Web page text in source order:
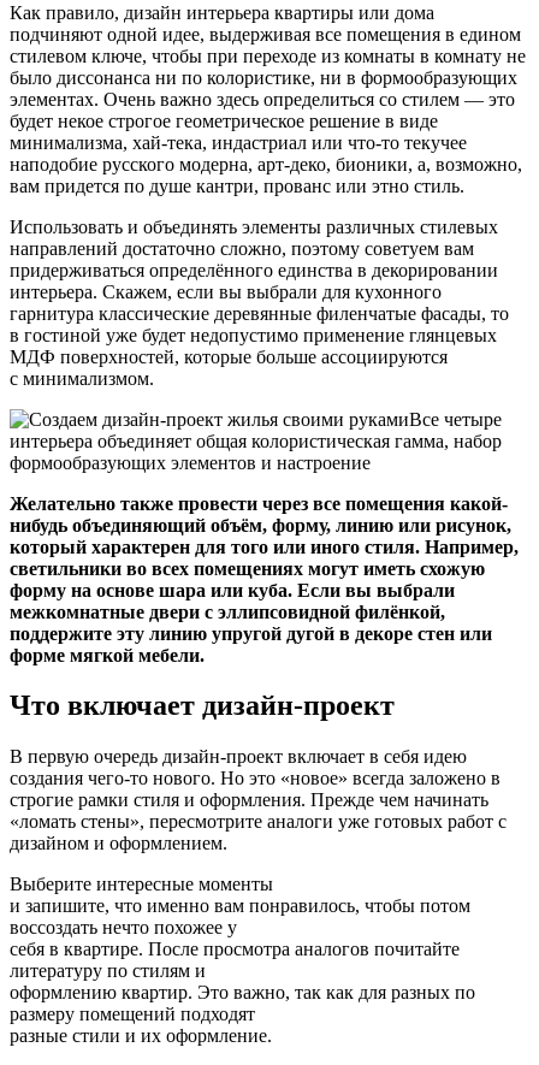
Как правило, дизайн интерьера квартиры или дома
подчиняют одной идее, выдерживая все помещения в едином
стилевом ключе, чтобы при переходе из комнаты в комнату не
было диссонанса ни по колористике, ни в формообразующих
элементах. Очень важно здесь определиться со стилем — это
будет некое строгое геометрическое решение в виде
минимализма, хай-тека, индастриал или что-то текучее
наподобие русского модерна, арт-деко, бионики, а, возможно,
вам придется по душе кантри, прованс или этно стиль.
Использовать и объединять элементы различных стилевых
направлений достаточно сложно, поэтому советуем вам
придерживаться определённого единства в декорировании
интерьера. Скажем, если вы выбрали для кухонного
гарнитура классические деревянные филенчатые фасады, то
в гостиной уже будет недопустимо применение глянцевых
МДФ поверхностей, которые больше ассоциируются
с минимализмом.
Все четыре
интерьера объединяет общая колористическая гамма, набор
формообразующих элементов и настроение
Желательно также провести через все помещения какой-
нибудь объединяющий объём, форму, линию или рисунок,
который характерен для того или иного стиля. Например,
светильники во всех помещениях могут иметь схожую
форму на основе шара или куба. Если вы выбрали
межкомнатные двери с эллипсовидной филёнкой,
поддержите эту линию упругой дугой в декоре стен или
форме мягкой мебели.
Что включает дизайн-проект
В первую очередь дизайн-проект включает в себя идею
создания чего-то нового. Но это «новое» всегда заложено в
строгие рамки стиля и оформления. Прежде чем начинать
«ломать стены», пересмотрите аналоги уже готовых работ с
дизайном и оформлением.
Выберите интересные моменты
и запишите, что именно вам понравилось, чтобы потом
воссоздать нечто похожее у
себя в квартире. После просмотра аналогов почитайте
литературу по стилям и
оформлению квартир. Это важно, так как для разных по
размеру помещений подходят
разные стили и их оформление.